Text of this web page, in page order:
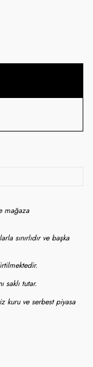
mağaza
sınırlıdır ve başka
saklı tutar.
kuru ve serbest piyasa